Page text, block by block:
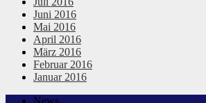
Juni 2016
Mai 2016
April 2016
März 2016
Februar 2016
Januar 2016
News